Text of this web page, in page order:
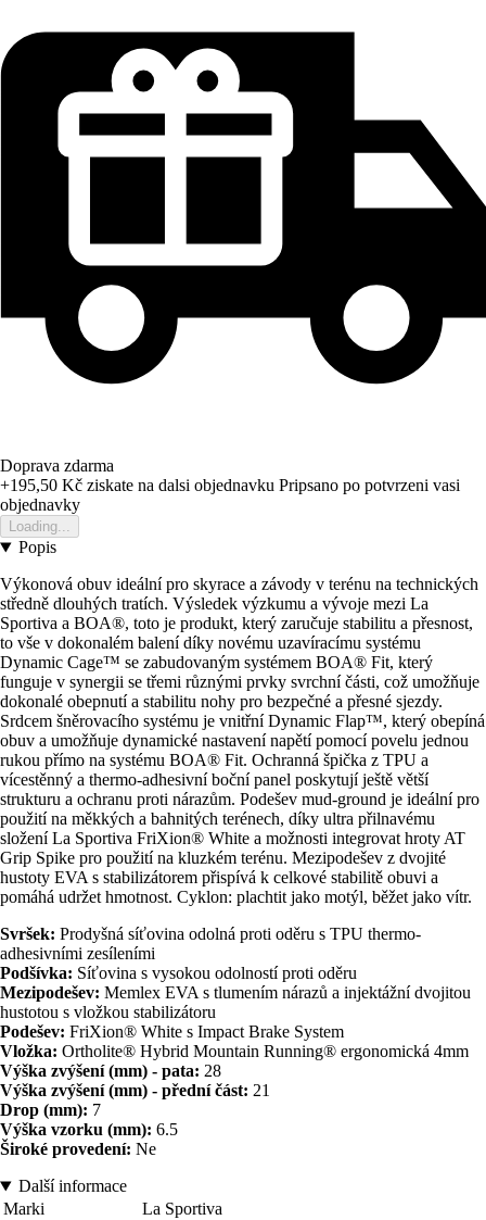
Doprava zdarma
+195,50 Kč ziskate na dalsi objednavku Pripsano po potvrzeni vasi
objednavky
Loading...
Popis
Výkonová obuv ideální pro skyrace a závody v terénu na technických
středně dlouhých tratích. Výsledek výzkumu a vývoje mezi La
Sportiva a BOA®, toto je produkt, který zaručuje stabilitu a přesnost,
to vše v dokonalém balení díky novému uzavíracímu systému
Dynamic Cage™ se zabudovaným systémem BOA® Fit, který
funguje v synergii se třemi různými prvky svrchní části, což umožňuje
dokonalé obepnutí a stabilitu nohy pro bezpečné a přesné sjezdy.
Srdcem šněrovacího systému je vnitřní Dynamic Flap™, který obepíná
obuv a umožňuje dynamické nastavení napětí pomocí povelu jednou
rukou přímo na systému BOA® Fit. Ochranná špička z TPU a
vícestěnný a thermo-adhesivní boční panel poskytují ještě větší
strukturu a ochranu proti nárazům. Podešev mud-ground je ideální pro
použití na měkkých a bahnitých terénech, díky ultra přilnavému
složení La Sportiva FriXion® White a možnosti integrovat hroty AT
Grip Spike pro použití na kluzkém terénu. Mezipodešev z dvojité
hustoty EVA s stabilizátorem přispívá k celkové stabilitě obuvi a
pomáhá udržet hmotnost. Cyklon: plachtit jako motýl, běžet jako vítr.
Svršek: Prodyšná síťovina odolná proti oděru s TPU thermo-
adhesivními zesíleními
Podšívka: Síťovina s vysokou odolností proti oděru
Mezipodešev: Memlex EVA s tlumením nárazů a injektážní dvojitou
hustotou s vložkou stabilizátoru
Podešev: FriXion® White s Impact Brake System
Vložka: Ortholite® Hybrid Mountain Running® ergonomická 4mm
Výška zvýšení (mm) - pata: 28
Výška zvýšení (mm) - přední část: 21
Drop (mm): 7
Výška vzorku (mm): 6.5
Široké provedení: Ne
Další informace
Marki
La Sportiva